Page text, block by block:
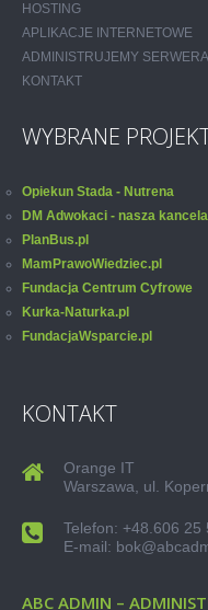
HOSTING
APLIKACJE INTERNETOWE
ADMINISTRUJEMY
KONTAKT
WYBRANE
Opiekun Stada - Nutrena
DM Adwokaci - nasza
PlanBus.pl
MamPrawoWiedziec.pl
Fundacja Centrum Cyfrowe
Kurka-Naturka.pl
FundacjaWsparcie.pl
KONTAKT
Orange IT
Warszawa, ul.
Telefon: +48.606 25
E-mail:
ABC ADMIN –